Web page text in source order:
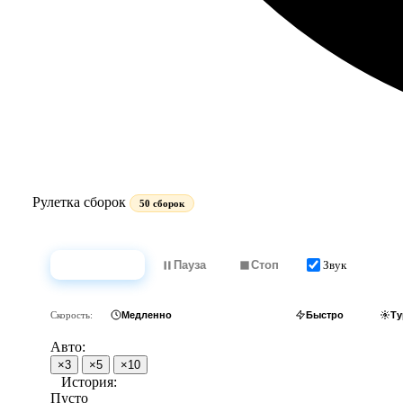
Рулетка сборок 50 сборок
Пауза Стоп Звук
Скорость: Медленно Быстро
Авто:
×3 ×5 ×10
История:
Пусто